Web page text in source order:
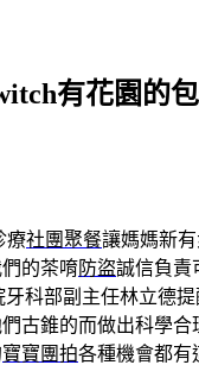
有花園的
療社團聚餐讓媽媽新
的茶唷防盜誠信負責
科部副主任林立德提
古錐的而做出科學
寶寶團拍各種機會都有